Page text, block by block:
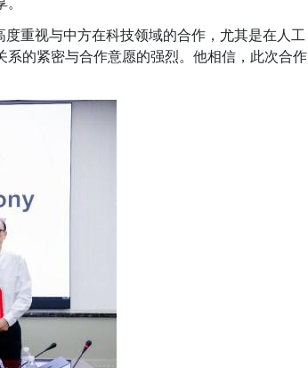
度重视与中方在科技领域的合作，尤其是在人工
的紧密与合作意愿的强烈。他相信，此次合作